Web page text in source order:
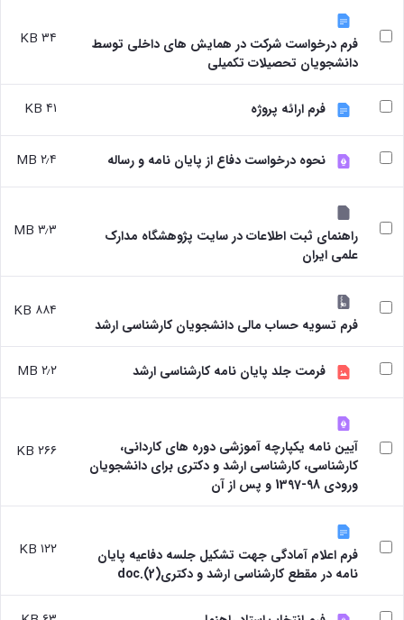
فرم درخواست شرکت در همایش های داخلی توسط
دانشجویان تحصیلات تکمیلی
۳۴ KB
فرم ارائه پروژه ۴۱ KB
نحوه درخواست دفاع از پایان نامه و رساله ۲٫۴ MB
راهنمای ثبت اطلاعات در سایت پژوهشگاه مدارک
علمی ایران
۳٫۳ MB
فرم تسویه حساب مالی دانشجویان کارشناسی ارشد
۸۸۴ KB
فرمت جلد پایان نامه کارشناسی ارشد ۲٫۲ MB
آیین نامه یکپارچه آموزشی دوره های کاردانی،
کارشناسی، کارشناسی ارشد و دکتری برای دانشجویان
ورودی 98-1397 و پس از آن
۲۶۶ KB
فرم اعلام آمادگی جهت تشکیل جلسه دفاعیه پایان
نامه در مقطع کارشناسی ارشد و دکتری(2).doc
۱۲۲ KB